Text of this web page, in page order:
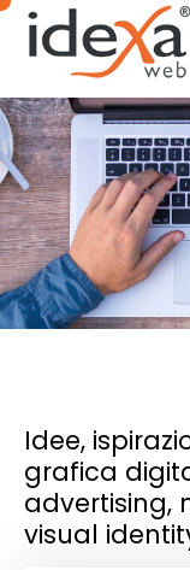
Idee,
grafica
advertising,
visual